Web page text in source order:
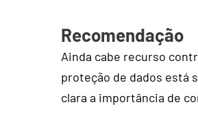
Recomendação
Ainda cabe recurso
proteção de dados está
clara a importância de